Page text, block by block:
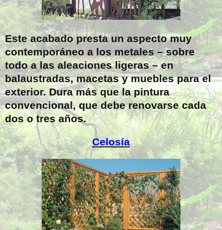
Este acabado presta un aspecto muy
contemporáneo a los metales – sobre
todo a las aleaciones ligeras – en
balaustradas, macetas y muebles para el
exterior. Dura más que la pintura
convencional, que debe renovarse cada
dos o tres años.
Celosía